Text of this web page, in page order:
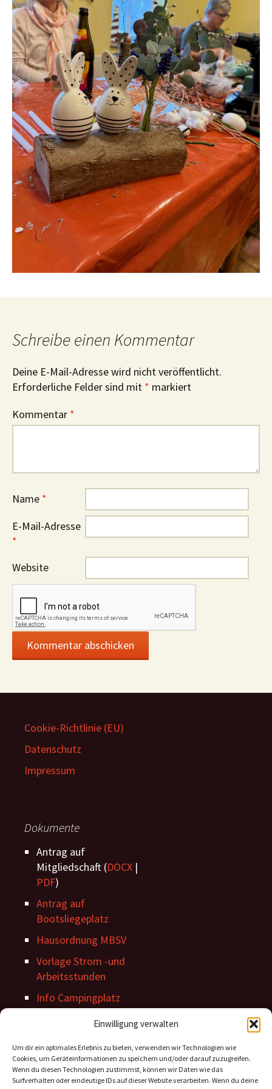
Einwilligung verwalten
Um dir ein optimales Erlebnis zu bieten, verwenden wir Technologien wie
Cookies, um Geräteinformationen zu speichern und/oder darauf zuzugreifen.
Wenn du diesen Technologien zustimmst, können wir Daten wie das
Surfverhalten oder eindeutige IDs auf dieser Website verarbeiten. Wenn du deine
Schreibe einen Kommentar
Deine E-Mail-Adresse wird nicht veröffentlicht.
Erforderliche Felder sind mit * markiert
Kommentar *
Name *
E-Mail-Adresse
*
Website
Cookie-Richtlinie (EU)
Datenschutz
Impressum
Dokumente
Antrag auf
Mitgliedschaft (DOCX |
PDF)
Antrag auf
Bootsliegeplatz
Hausordnung MBSV
Vorlage Strom -und
Arbeitsstunden
Info Campingplatz
Stegordnung